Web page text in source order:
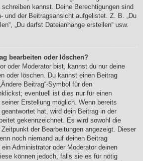
kannst. Deine Berechtigungen sind
und der Beitragsansicht aufgelistet. Z. B. „Du
„Du darfst Dateianhänge erstellen“ usw.
bearbeiten oder löschen?
oder Moderator bist, kannst du nur deine
oder löschen. Du kannst einen Beitrag
Beitrag“-Symbol für den
eventuell ist dies nur für einen
Erstellung möglich. Wenn bereits
hat, wird dein Beitrag in der
gekennzeichnet. Es wird sowohl die
der Bearbeitungen angezeigt. Dieser
noch niemand auf deinen Beitrag
Administrator oder Moderator deinen
können jedoch, falls sie es für nötig